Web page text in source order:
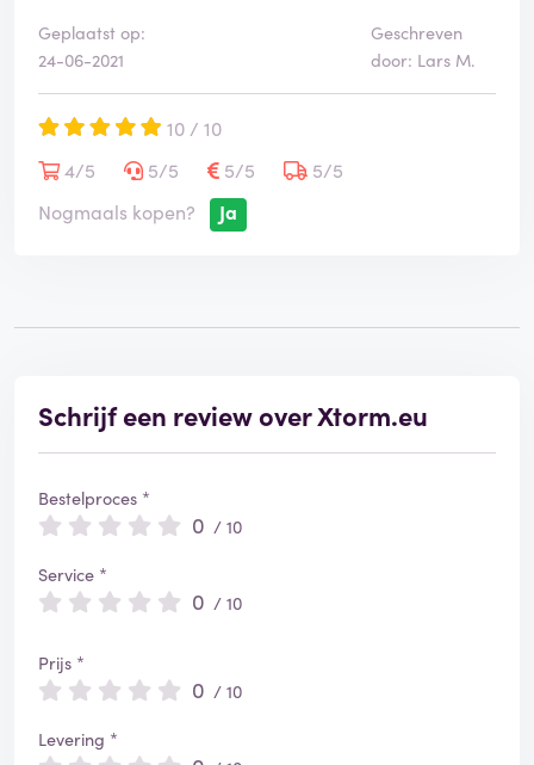
g
e
i
r
d
Geplaatst op:
24-06-2021
Geschreven
door: Lars M.
10 / 10
4/5
5/5 5/5
5/5
Nogmaals kopen?
Ja
Schrijf een review over Xtorm.eu
Bestelproces *
0 / 10
Service *
0 / 10
Prijs *
0 / 10
Levering *